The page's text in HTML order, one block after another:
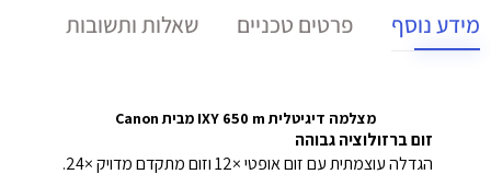
מידע נוסף פרטים טכניים שאלות ותשובות
מצלמה דיגיטלית IXY 650 m מבית Canon
זום ברזולוציה גבוהה
הגדלה עוצמתית עם זום אופטי ×12 וזום מתקדם מדויק ×24.